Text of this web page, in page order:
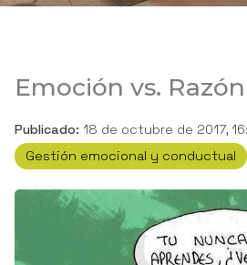
Emoción vs. Razón
Publicado: 18 de octubre de 2017,
Gestión emocional y conductual